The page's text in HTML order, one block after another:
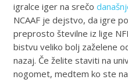
igralce iger na srečo
NCAAF je dejstvo, da igre
preprosto številne iz lige
bistvu veliko bolj zaželene
nazaj. Če želite staviti na
nogomet, medtem ko ste